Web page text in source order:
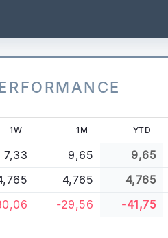
1W 1M YTD
7,33 9,65 9,65
4,765 4,765
-29,56 -41,75